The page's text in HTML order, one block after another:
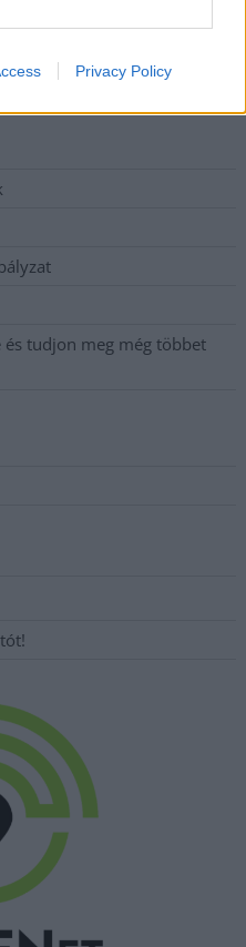
Privacy Policy
tudjon meg még többet